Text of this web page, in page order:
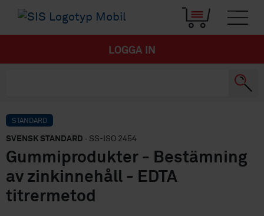
LOGGA IN
STANDARD
SVENSK STANDARD · SS-ISO 2454
Gummiprodukter - Bestämning
av zinkinnehåll - EDTA
titrermetod